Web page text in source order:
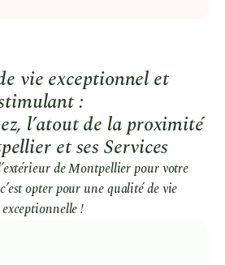
vie exceptionnel et
:
l’atout de la proximité
et ses Services
de Montpellier pour votre
opter pour une qualité de vie
exceptionnelle !